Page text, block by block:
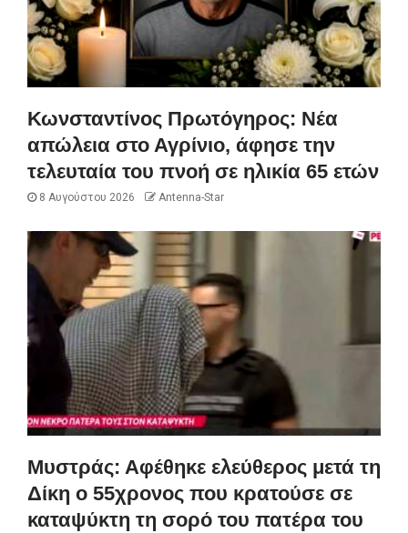
Κωνσταντίνος Πρωτόγηρος: Νέα
απώλεια στο Αγρίνιο, άφησε την
τελευταία του πνοή σε ηλικία 65 ετών
8 Αυγούστου 2026 Antenna-Star
Μυστράς: Αφέθηκε ελεύθερος μετά τη
Δίκη ο 55χρονος που κρατούσε σε
καταψύκτη τη σορό του πατέρα του